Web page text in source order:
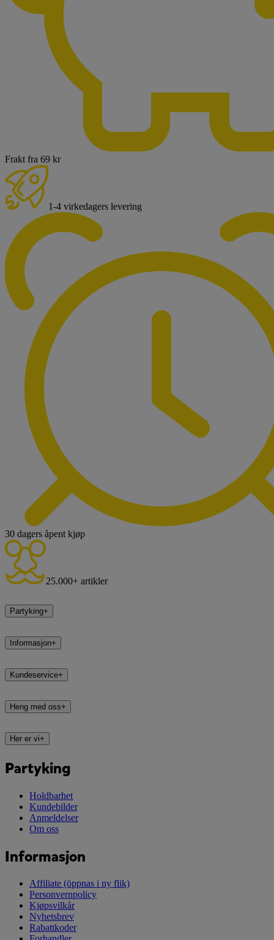
Frakt fra 69 kr
1-4 virkedagers levering
30 dagers åpent kjøp
25.000+ artikler
Partyking+
Informasjon+
Kundeservice+
Heng med oss+
Her er vi+
Partyking
Holdbarhet
Kundebilder
Anmeldelser
Om oss
Informasjon
Affiliate (öppnas i ny flik)
Personvernpolicy
Kjøpsvilkår
Nyhetsbrev
Rabattkoder